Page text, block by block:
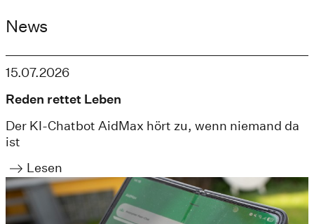
News
15.07.2026
Reden rettet Leben
Der KI-Chatbot AidMax hört zu, wenn niemand da
ist
Lesen